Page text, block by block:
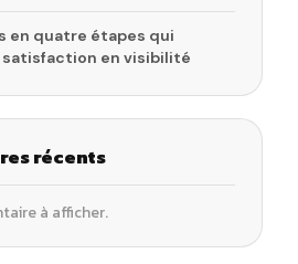
en quatre étapes qui
en visibilité
récents
à afficher.